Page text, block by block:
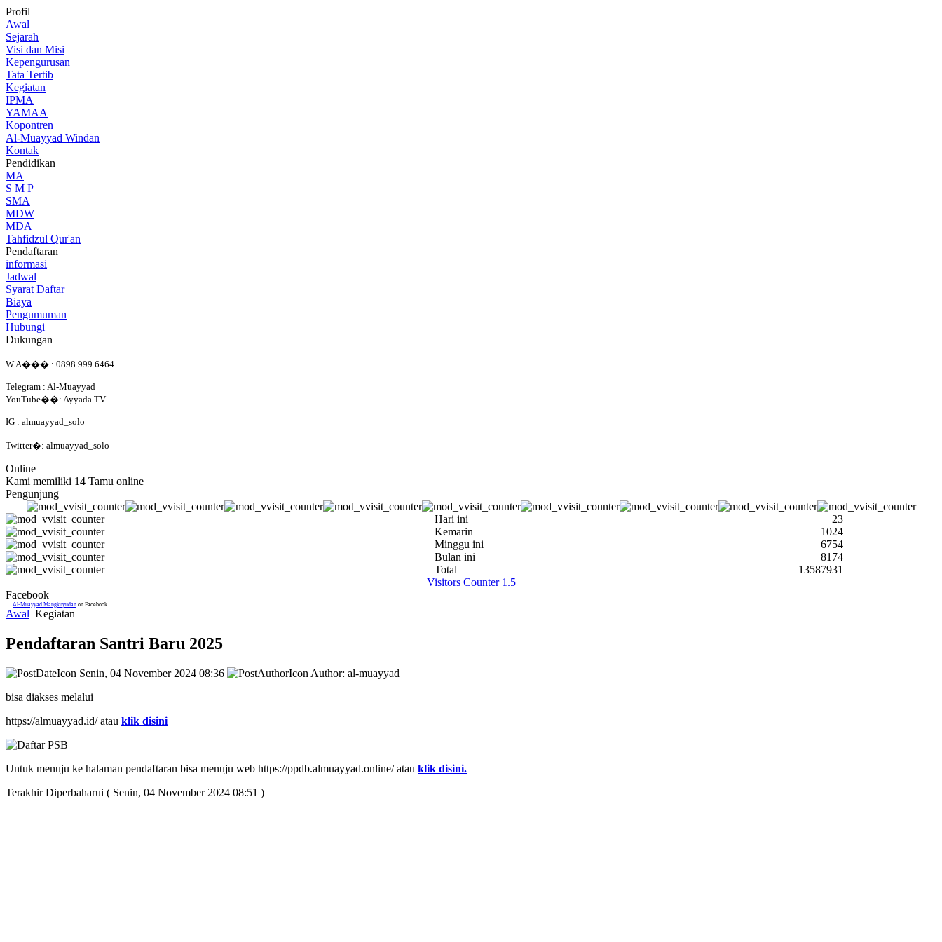
Profil
Awal
Sejarah
Visi dan Misi
Kepengurusan
Tata Tertib
Kegiatan
IPMA
YAMAA
Kopontren
Al-Muayyad Windan
Kontak
Pendidikan
MA
S M P
SMA
MDW
MDA
Tahfidzul Qur'an
Pendaftaran
informasi
Jadwal
Syarat Daftar
Biaya
Pengumuman
Hubungi
Dukungan
W A��� : 0898 999 6464
Telegram : Al-Muayyad
YouTube��: Ayyada TV
IG : almuayyad_solo
Twitter�: almuayyad_solo
Online
Kami memiliki 14 Tamu online
Pengunjung
Hari ini
23
Kemarin
1024
Minggu ini
6754
Bulan ini
8174
Total
13587931
Visitors Counter 1.5
Facebook
Al-Muayyad Mangkuyudan on Facebook
Awal Kegiatan
Pendaftaran Santri Baru 2025
Senin, 04 November 2024 08:36
Author: al-muayyad
bisa diakses melalui
https://almuayyad.id/ atau klik disini
Untuk menuju ke halaman pendaftaran bisa menuju web https://ppdb.almuayyad.online/ atau klik disini.
Terakhir Diperbaharui ( Senin, 04 November 2024 08:51 )